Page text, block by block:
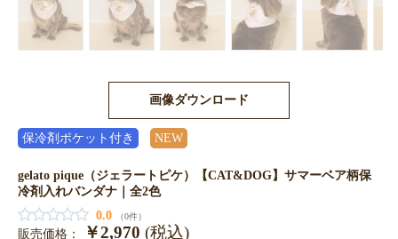
画像ダウンロード
保冷剤ポケット付き NEW
gelato pique（ジェラートピケ）【CAT&DOG】サマーベア柄保
冷剤入れバンダナ｜全2色
0.0
（0件）
販売価格： ￥2,970 (税込)